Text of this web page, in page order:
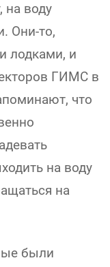
на воду
Они-то,
лодками, и
ГИМС в
что
на воду
на
были